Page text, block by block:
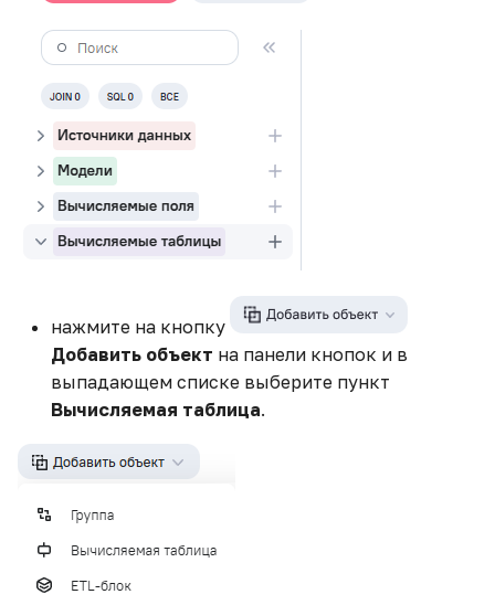
нажмите на кнопку
Добавить объект на панели кнопок и в
выпадающем списке выберите пункт
Вычисляемая таблица.